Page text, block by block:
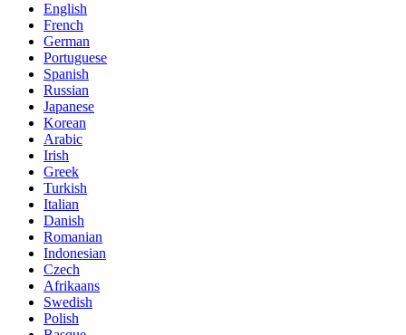
English
French
German
Portuguese
Spanish
Russian
Japanese
Korean
Arabic
Irish
Greek
Turkish
Italian
Danish
Romanian
Indonesian
Czech
Afrikaans
Swedish
Polish